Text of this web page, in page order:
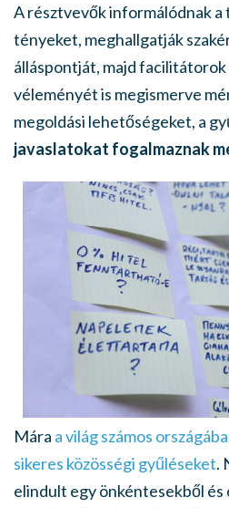
A résztvevők informálódnak a
tényeket, meghallgatják
álláspontját, majd
véleményét is megismerve
megoldási lehetőségeket, a
javaslatokat fogalmaznak
Mára a világ számos
sikeres közösségi gyűléseket.
elindult egy önkéntesekből